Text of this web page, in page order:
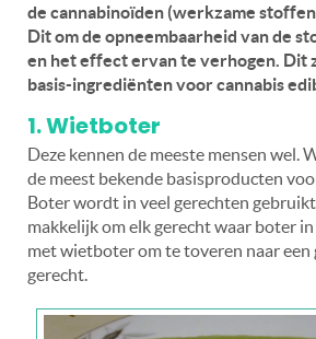
de cannabinoïden (werkzame
Dit om de opneembaarheid van de
en het effect ervan te verhogen. Dit
basis-ingrediënten voor cannabis
1. Wietboter
Deze kennen de meeste mensen wel.
de meest bekende basisproducten
Boter wordt in veel gerechten
makkelijk om elk gerecht waar boter
met wietboter om te toveren naar een
gerecht.